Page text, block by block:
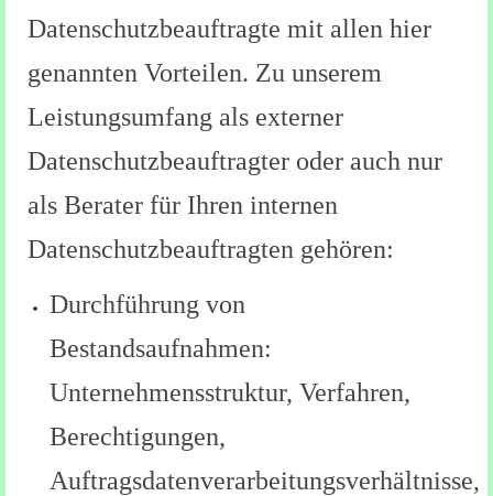
Datenschutzbeauftragte mit allen hier
genannten Vorteilen. Zu unserem
Leistungsumfang als externer
Datenschutzbeauftragter oder auch nur
als Berater für Ihren internen
Datenschutzbeauftragten gehören:
Durchführung von
Bestandsaufnahmen:
Unternehmensstruktur, Verfahren,
Berechtigungen,
Auftragsdatenverarbeitungsverhältnisse,